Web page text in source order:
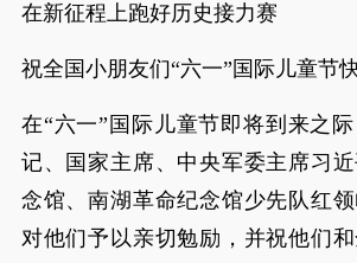
在新征程上跑好历史接力赛
祝全国小朋友们“六一”国际儿童节
在“六一”国际儿童节即将到来之
记、国家主席、中央军委主席习
念馆、南湖革命纪念馆少先队红领
对他们予以亲切勉励，并祝他们